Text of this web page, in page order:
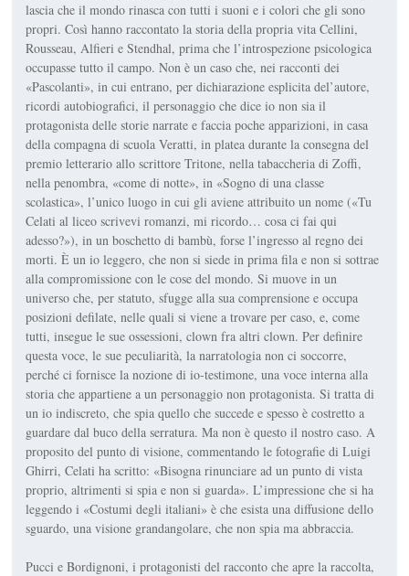
lascia che il mondo rinasca con tutti i suoni e i colori che gli sono
propri. Così hanno raccontato la storia della propria vita Cellini,
Rousseau, Alfieri e Stendhal, prima che l’introspezione psicologica
occupasse tutto il campo. Non è un caso che, nei racconti dei
«Pascolanti», in cui entrano, per dichiarazione esplicita del’autore,
ricordi autobiografici, il personaggio che dice io non sia il
protagonista delle storie narrate e faccia poche apparizioni, in casa
della compagna di scuola Veratti, in platea durante la consegna del
premio letterario allo scrittore Tritone, nella tabaccheria di Zoffi,
nella penombra, «come di notte», in «Sogno di una classe
scolastica», l’unico luogo in cui gli aviene attribuito un nome («Tu
Celati al liceo scrivevi romanzi, mi ricordo… cosa ci fai qui
adesso?»), in un boschetto di bambù, forse l’ingresso al regno dei
morti. È un io leggero, che non si siede in prima fila e non si sottrae
alla compromissione con le cose del mondo. Si muove in un
universo che, per statuto, sfugge alla sua comprensione e occupa
posizioni defilate, nelle quali si viene a trovare per caso, e, come
tutti, insegue le sue ossessioni, clown fra altri clown. Per definire
questa voce, le sue peculiarità, la narratologia non ci soccorre,
perché ci fornisce la nozione di io-testimone, una voce interna alla
storia che appartiene a un personaggio non protagonista. Si tratta di
un io indiscreto, che spia quello che succede e spesso è costretto a
guardare dal buco della serratura. Ma non è questo il nostro caso. A
proposito del punto di visione, commentando le fotografie di Luigi
Ghirri, Celati ha scritto: «Bisogna rinunciare ad un punto di vista
proprio, altrimenti si spia e non si guarda». L’impressione che si ha
leggendo i «Costumi degli italiani» è che esista una diffusione dello
sguardo, una visione grandangolare, che non spia ma abbraccia.
Pucci e Bordignoni, i protagonisti del racconto che apre la raccolta,